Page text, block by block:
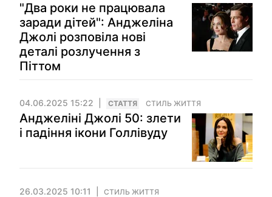
"Два роки не працювала
заради дітей": Анджеліна
Джолі розповіла нові
деталі розлучення з
Піттом
04.06.2025 15:22 СТАТТЯ СТИЛЬ ЖИТТЯ
Анджеліні Джолі 50: злети
і падіння ікони Голлівуду
26.03.2025 10:11 СТИЛЬ ЖИТТЯ